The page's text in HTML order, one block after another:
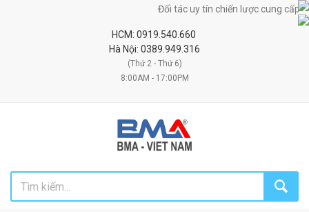
Đối tác uy tín chiến lược cung cấp máy móc,
HCM: 0919.540.660
Hà Nội: 0389.949.316
(Thứ 2 - Thứ 6)
8:00AM - 17:00PM